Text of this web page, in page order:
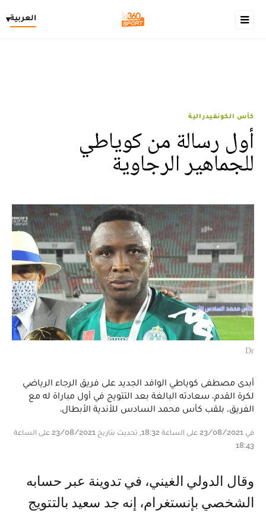
العربية▾
كأس الكونفيدرالية
أول رسالة من كوياطي
للجماهير الرجاوية
Dr
أبدى مصطفى كوياطي الوافد الجديد على فريق الرجاء الرياضي
لكرة القدم، سعادته البالغة بعد التتويج في أول مباراة له مع
الفريق، بلقب كأس محمد السادس للأندية الأبطال.
في 23/08/2021 على الساعة 18:32, تحديث بتاريخ 23/08/2021 على الساعة
18:43
وقال الدولي الغيني، في تدوينة عبر حسابه
الشخصي بإنستغرام، إنه جد سعيد بالتتويج